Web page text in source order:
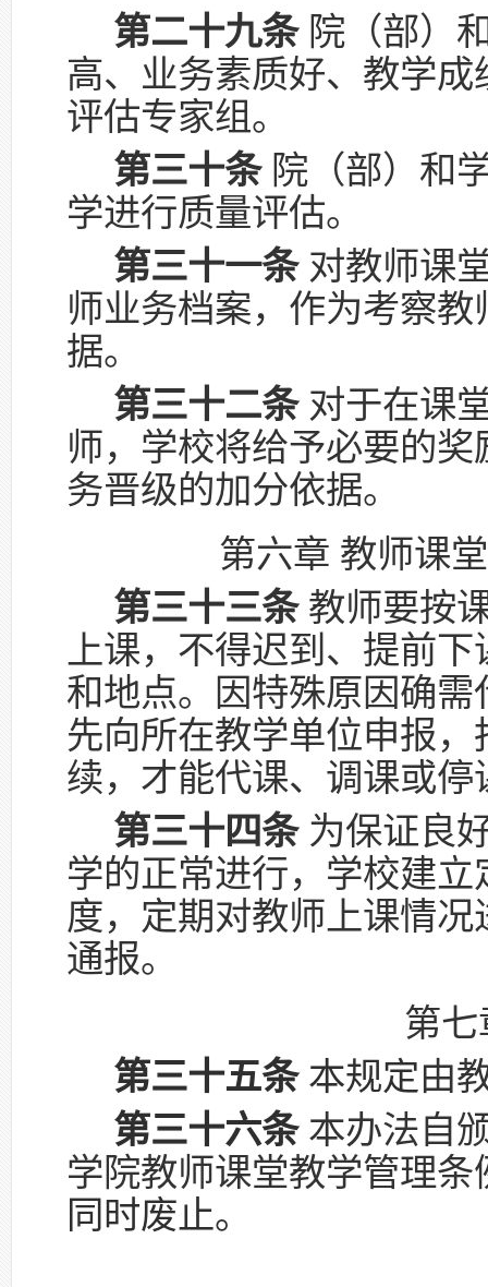
第二十九条院（部）
高、业务素质好、教学
评估专家组。
第三十条院（部）和
学进行质量评估。
第三十一条对教师课
师业务档案，作为考察
据。
第三十二条对于在课
师，学校将给予必要的
务晋级的加分依据。
第六章 教师课
第三十三条教师要按
上课，不得迟到、提前
和地点。因特殊原因确
先向所在教学单位申报
续，才能代课、调课或停
第三十四条为保证良
学的正常进行，学校建
度，定期对教师上课情
通报。
第七
第三十五条 本规定由
第三十六条本办法自
学院教师课堂教学管理
同时废止。